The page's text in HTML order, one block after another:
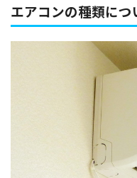
エアコンの種類につ